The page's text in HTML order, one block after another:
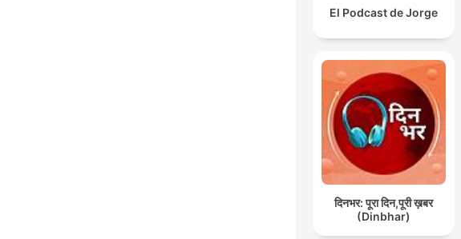
El Podcast de Jorge
दिनभर: पूरा दिन,पूरी ख़बर
(Dinbhar)